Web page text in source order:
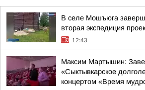
В селе Мошъюга
вторая экспедиция
12:43
Максим Мартышин:
«Сыктывкарское
концертом «Время